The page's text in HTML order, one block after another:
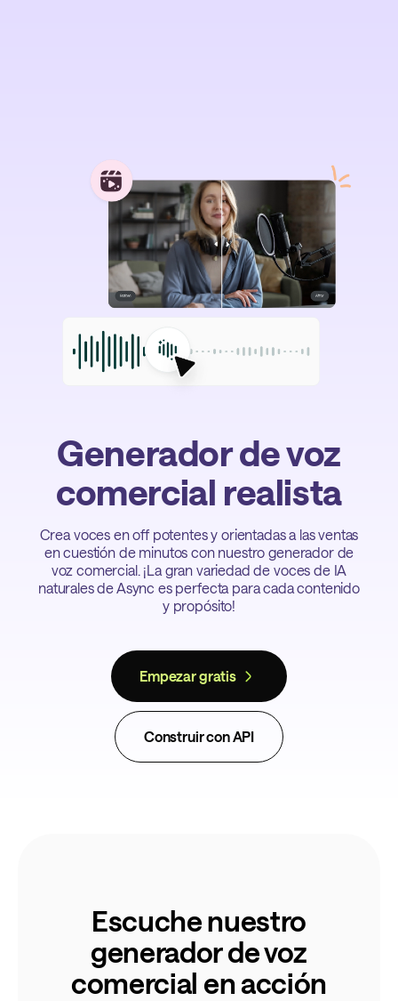
Generador de voz
comercial realista
Crea voces en off potentes y orientadas a las ventas
en cuestión de minutos con nuestro generador de
voz comercial. ¡La gran variedad de voces de IA
naturales de Async es perfecta para cada contenido
y propósito!
Empezar gratis
Construir con API
Escuche nuestro
generador de voz
comercial en acción